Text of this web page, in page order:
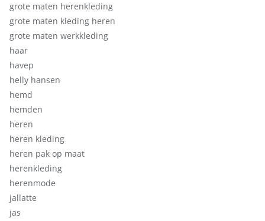
grote maten herenkleding
grote maten kleding heren
grote maten werkkleding
haar
havep
helly hansen
hemd
hemden
heren
heren kleding
heren pak op maat
herenkleding
herenmode
jallatte
jas